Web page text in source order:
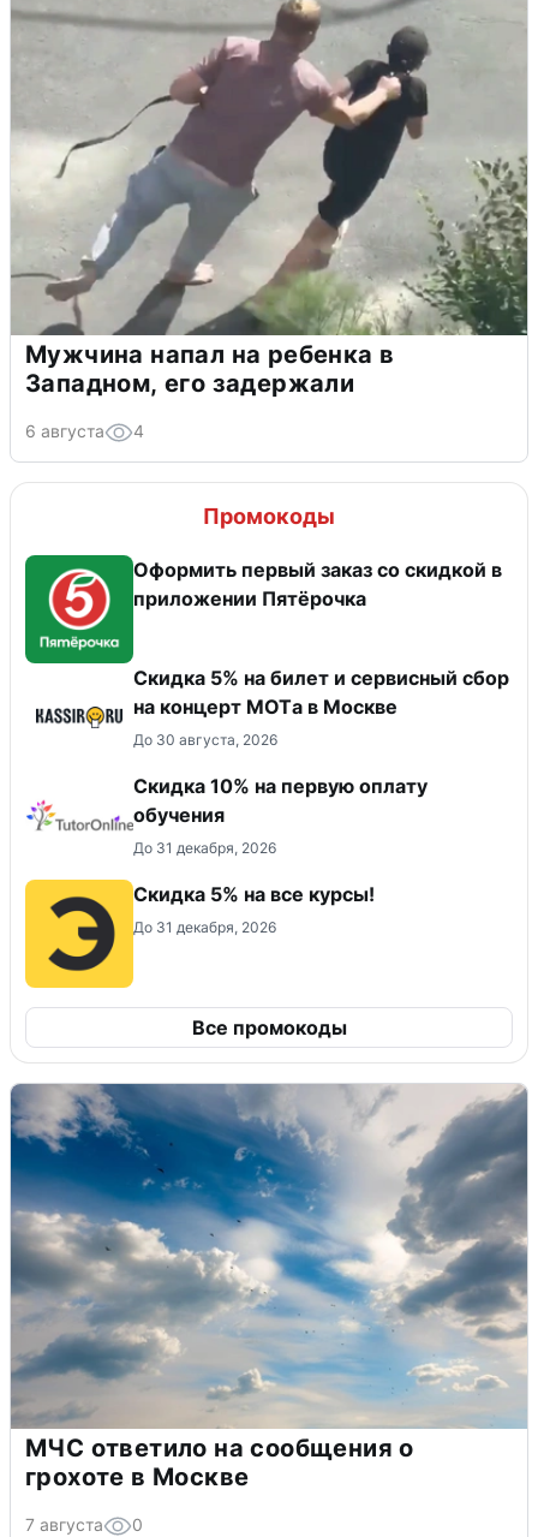
Мужчина напал на ребенка в
Западном, его задержали
6 августа 4
Промокоды
Оформить первый заказ со скидкой в
приложении Пятёрочка
Скидка 5% на билет и сервисный сбор
на концерт MOTа в Москве
До 30 августа, 2026
Скидка 10% на первую оплату
обучения
До 31 декабря, 2026
Скидка 5% на все курсы!
До 31 декабря, 2026
Все промокоды
МЧС ответило на сообщения о
грохоте в Москве
7 августа 0